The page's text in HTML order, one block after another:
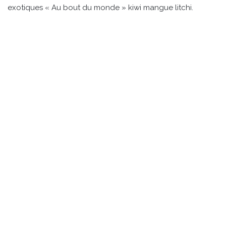
exotiques « Au bout du monde » kiwi mangue litchi.